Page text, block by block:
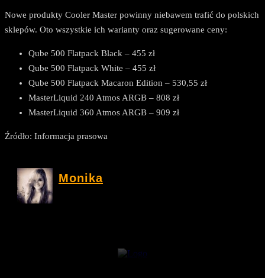
Nowe produkty Cooler Master powinny niebawem trafić do polskich
sklepów. Oto wszystkie ich warianty oraz sugerowane ceny:
Qube 500 Flatpack Black – 455 zł
Qube 500 Flatpack White – 455 zł
Qube 500 Flatpack Macaron Edition – 530,55 zł
MasterLiquid 240 Atmos ARGB – 808 zł
MasterLiquid 360 Atmos ARGB – 909 zł
Źródło: Informacja prasowa
Monika